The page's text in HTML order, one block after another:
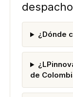
despacho
¿Dónde
de